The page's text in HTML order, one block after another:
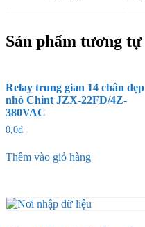
Sản phẩm tương tự
Relay trung gian 14 chân dẹp
nhỏ Chint JZX-22FD/4Z-
380VAC
0,0₫
Thêm vào giỏ hàng